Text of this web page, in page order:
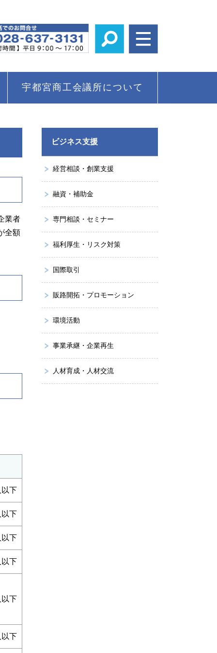
宇都宮商工会議所について
業者
全額
以下
以下
以下
以下
以下
以下
ビジネス支援
経営相談・創業支援
融資・補助金
専門相談・セミナー
福利厚生・リスク対策
国際取引
販路開拓・プロモーション
環境活動
事業承継・企業再生
人材育成・人材交流